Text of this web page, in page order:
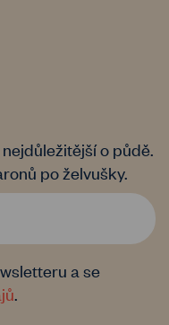
o půdě.
po želvušky.
a se